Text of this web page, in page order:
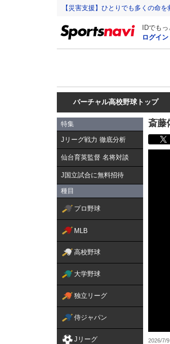
【災害支援】ひとりでも多くの命
IDでも
ログイン
バーチャル高校野球トップ
特集
Jリーグ戦力 徹底分析
仙台育英監督 名将対談
J国立試合に無料招待
種目
プロ野球
MLB
高校野球
大学野球
独立リーグ
侍ジャパン
Jリーグ
斎藤
2026/7/